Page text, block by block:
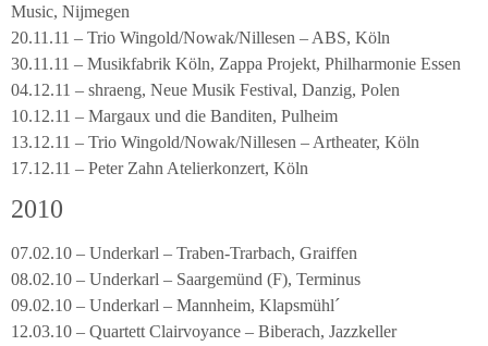
Music, Nijmegen
20.11.11 – Trio Wingold/Nowak/Nillesen – ABS, Köln
30.11.11 – Musikfabrik Köln, Zappa Projekt, Philharmonie Essen
04.12.11 – shraeng, Neue Musik Festival, Danzig, Polen
10.12.11 – Margaux und die Banditen, Pulheim
13.12.11 – Trio Wingold/Nowak/Nillesen – Artheater, Köln
17.12.11 – Peter Zahn Atelierkonzert, Köln
2010
07.02.10 – Underkarl – Traben-Trarbach, Graiffen
08.02.10 – Underkarl – Saargemünd (F), Terminus
09.02.10 – Underkarl – Mannheim, Klapsmühl´
12.03.10 – Quartett Clairvoyance – Biberach, Jazzkeller